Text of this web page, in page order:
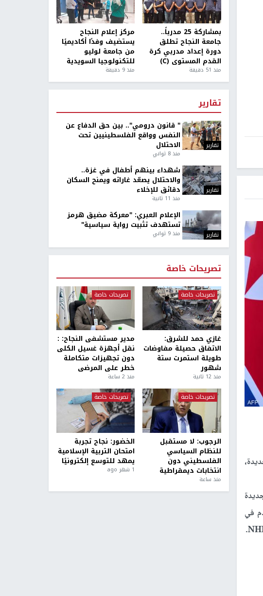
في
بمشاركة 25 مدرباً..
جامعة النجاح تطلق
دورة إعداد مدربي كرة
القدم المستوى (C)
منذ 51 دقيقة
مركز إعلام النجاح
يستضيف وفدًا أكاديميًا
من جامعة لوليو
للتكنولوجيا السويدية
منذ 9 دقيقة
تقارير
تقارير
" قانون درومي".. بين حق الدفاع عن
النفس وواقع الفلسطينيين تحت
الاحتلال
منذ 8 ثواني
تقارير
شهداء بينهم أطفال في غزة..
والاحتلال يصعّد غاراته ويمنح السكان
دقائق للإخلاء
منذ 11 ثانية
تقارير
الإعلام العبري: "معركة مضيق هرمز
تستهدف تثبيت رواية سياسية"
منذ 9 ثواني
تصريحات خاصة
تصريحات خاصة
غازي حمد للشرق:
الاتفاق حصيلة مفاوضات
طويلة استمرت ستة
شهور
منذ 12 ثانية
تصريحات خاصة
مدير مستشفى النجاح: :
نقل أجهزة غسيل الكلى
دون تجهيزات متكاملة
خطر على المرضى
منذ 2 ساعة
تصريحات خاصة
الرجوب: لا مستقبل
للنظام السياسي
الفلسطيني دون
انتخابات ديمقراطية
منذ ساعة
تصريحات خاصة
الخضور: نجاح تجربة
امتحان التربية الإسلامية
يمهد للتوسع إلكترونيًا
1 شهر ago